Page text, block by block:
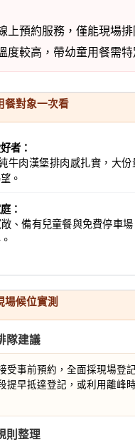
上預約服務，僅能現場
度較高，帶幼童用餐需
餐對象一次看
者：
牛肉漢堡排肉感扎實，大
。
：
、備有兒童餐與免費停車
場候位實測
隊建議
受事前預約，全面採現場登
提早抵達登記，或利用離峰
則整理